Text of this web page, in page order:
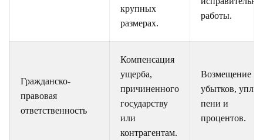
крупных
размерах.
работы.
Гражданско-
правовая
ответственность
Компенсация
ущерба,
причиненного
государству
или
контрагентам.
Возмещение
убытков,
пени и
процентов.